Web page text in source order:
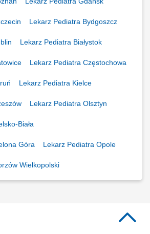
Lekarz Pediatra Bydgoszcz
Lekarz Pediatra Białystok
Lekarz Pediatra Częstochowa
Lekarz Pediatra Kielce
Lekarz Pediatra Olsztyn
Biała
Góra Lekarz Pediatra Opole
Wielkopolski